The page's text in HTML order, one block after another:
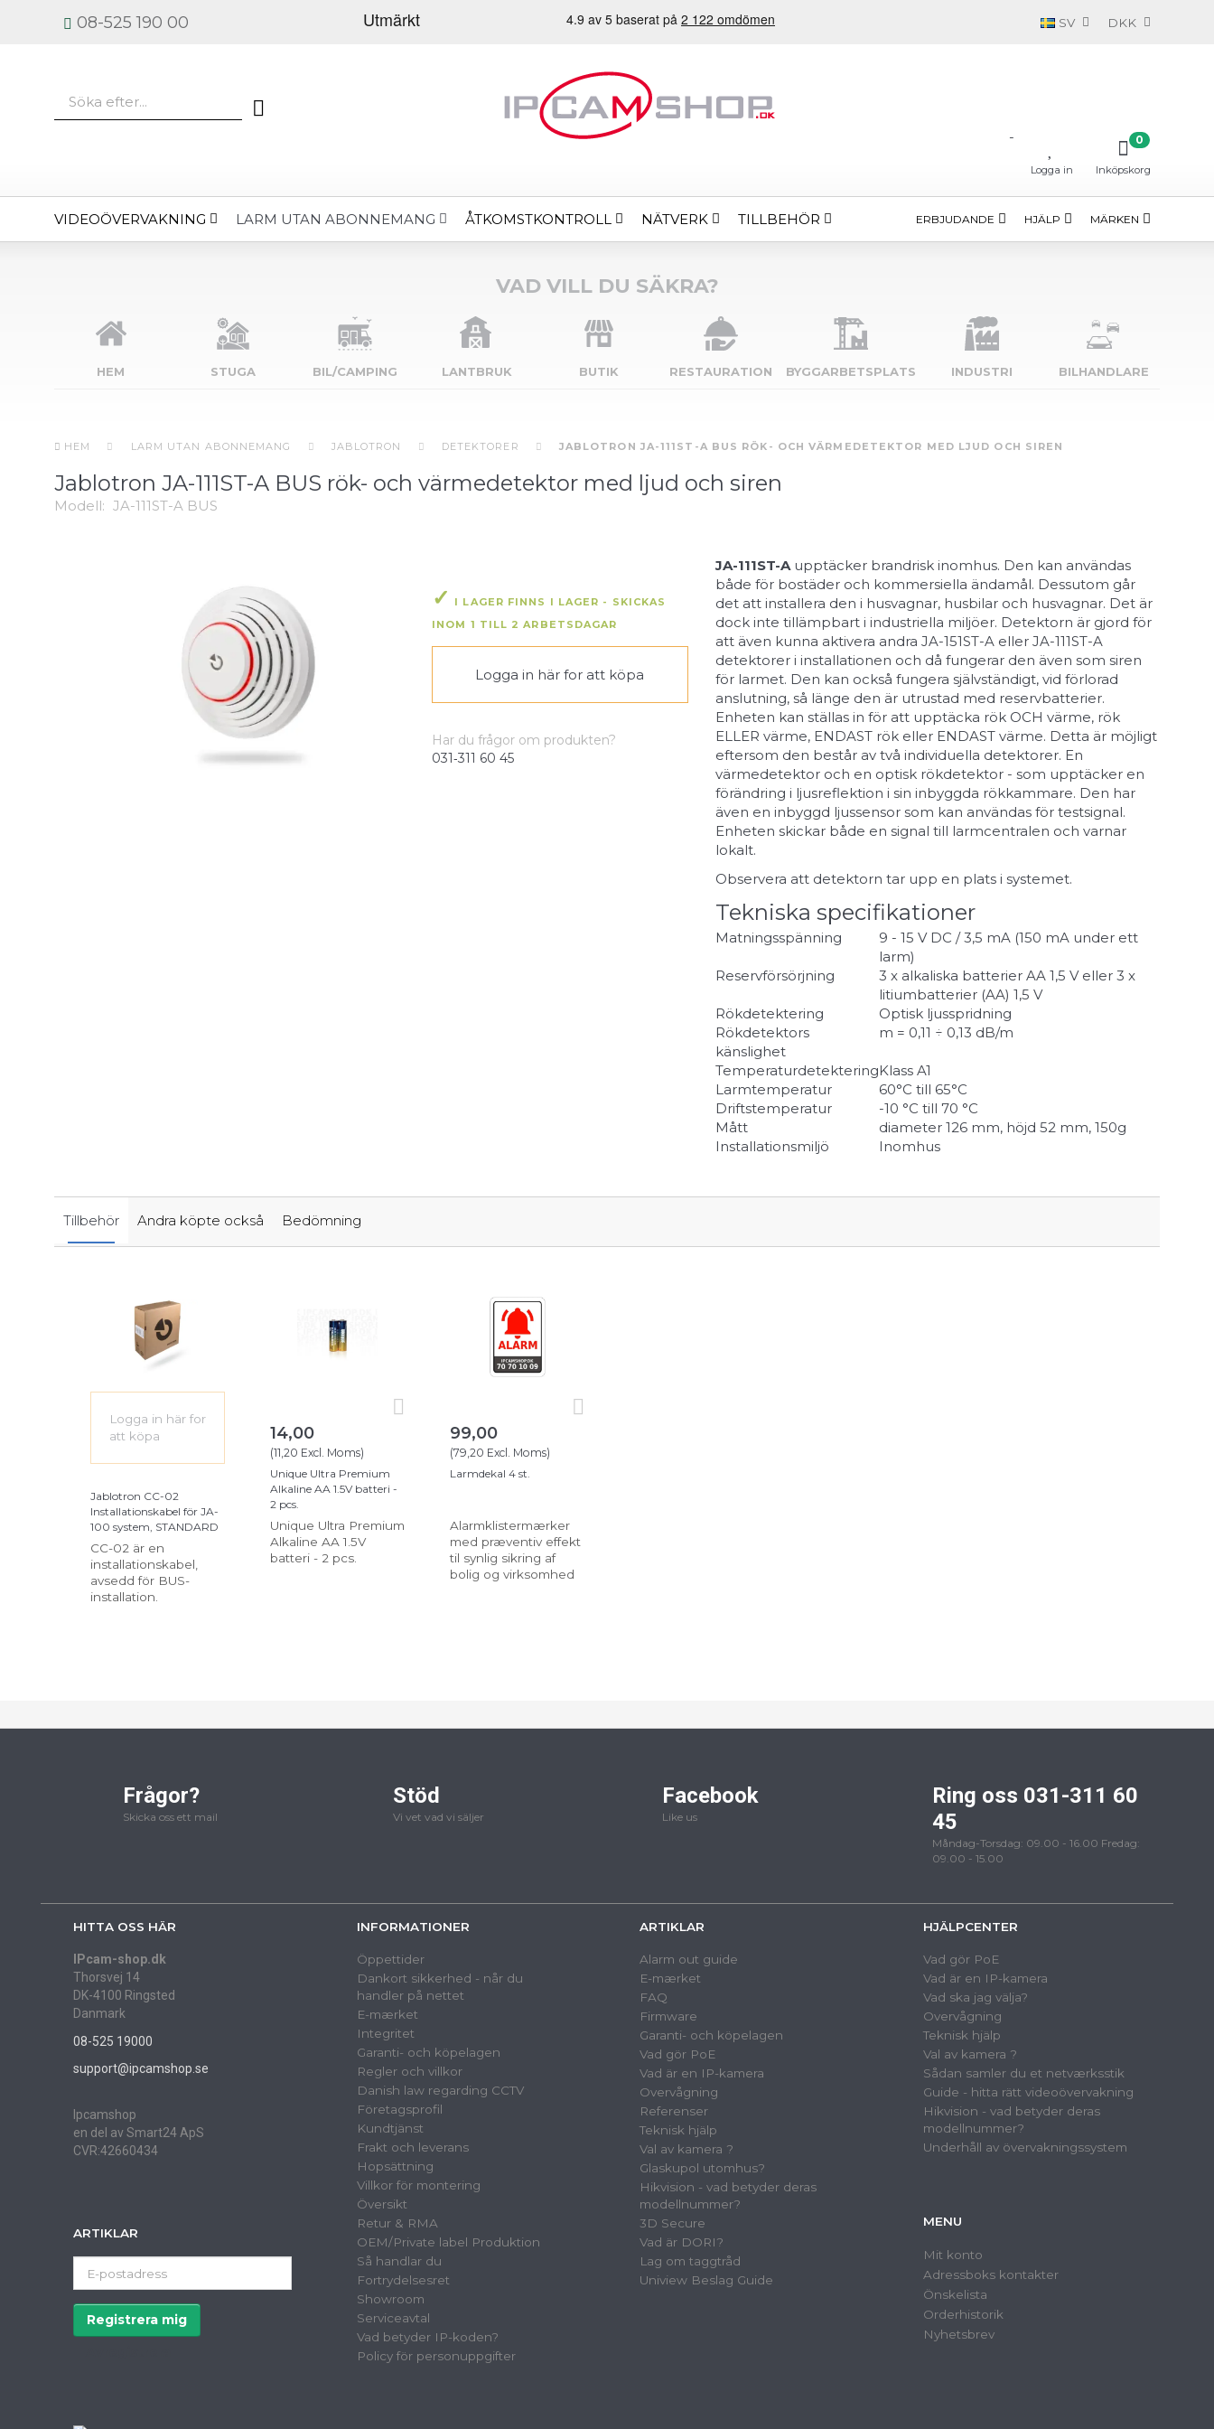
SV DKK
08-525 190 00
-
Logga in Inköpskorg
0
VIDEOÖVERVAKNING LARM UTAN ABONNEMANG ÅTKOMSTKONTROLL NÄTVERK TILLBEHÖR ERBJUDANDE HJÄLP MÄRKEN
VAD VILL DU SÄKRA?
HEM STUGA BIL/CAMPING LANTBRUK BUTIK RESTAURATION BYGGARBETSPLATS INDUSTRI BILHANDLARE
HEM LARM UTAN ABONNEMANG JABLOTRON DETEKTORER JABLOTRON JA-111ST-A BUS RÖK- OCH VÄRMEDETEKTOR MED LJUD OCH SIREN
Jablotron JA-111ST-A BUS rök- och värmedetektor med ljud och siren
Modell: JA-111ST-A BUS
I LAGER FINNS I LAGER - SKICKAS
INOM 1 TILL 2 ARBETSDAGAR
Logga in härfor att köpa
Har du frågor om produkten?
031‑311 60 45
JA-111ST-Aupptäcker brandrisk inomhus. Den kan användas
både för bostäder och kommersiella ändamål. Dessutom går
det att installera den i husvagnar, husbilar och husvagnar. Det är
dock inte tillämpbart i industriella miljöer. Detektorn är gjord för
att även kunna aktivera andra JA-151ST-A eller JA-111ST-A
detektorer i installationen och då fungerar den även som siren
för larmet. Den kan också fungera självständigt, vid förlorad
anslutning, så länge den är utrustad med reservbatterier.
Enheten kan ställas in för att upptäcka rök OCH värme, rök
ELLER värme, ENDAST rök eller ENDAST värme. Detta är möjligt
eftersom den består av två individuella detektorer. En
värmedetektor och en optisk rökdetektor - som upptäcker en
förändring i ljusreflektion i sin inbyggda rökkammare. Den har
även en inbyggd ljussensor som kan användas för testsignal.
Enheten skickar både en signal till larmcentralen och varnar
lokalt.
Observera att detektorn tar upp en plats i systemet.
Tekniska specifikationer
Matningsspänning
9 - 15 V DC / 3,5 mA (150 mA under ett
larm)
Reservförsörjning
3 x alkaliska batterier AA 1,5 V eller 3 x
litiumbatterier (AA) 1,5 V
Rökdetektering
Optisk ljusspridning
Rökdetektors
känslighet
m = 0,11 ÷ 0,13 dB/m
TemperaturdetekteringKlass A1
Larmtemperatur
60°C till 65°C
Driftstemperatur
-10 °C till 70 °C
Mått
diameter 126 mm, höjd 52 mm, 150g
Installationsmiljö
Inomhus
Tillbehör Andra köpte också Bedömning
Logga in här for
att köpa
Jablotron CC-02
Installationskabel för JA-
100 system, STANDARD
CC-02 är en
installationskabel,
avsedd för BUS-
installation.
14,00
(11,20 Excl. Moms)
Unique Ultra Premium
Alkaline AA 1.5V batteri -
2 pcs.
Unique Ultra Premium
Alkaline AA 1.5V
batteri - 2 pcs.
99,00
(79,20 Excl. Moms)
Larmdekal 4 st.
Alarmklistermærker
med præventiv effekt
til synlig sikring af
bolig og virksomhed
Frågor?
Skicka oss ett mail
Stöd
Vi vet vad vi säljer
Facebook
Like us
Ring oss 031-311 60
45
Måndag-Torsdag: 09.00 - 16.00 Fredag:
09.00 - 15.00
HITTA OSS HÄR
IPcam-shop.dk
Thorsvej 14
DK-4100 Ringsted
Danmark
08-525 19000
support@ipcamshop.se
Ipcamshop
en del av Smart24 ApS
CVR:42660434
ARTIKLAR
postadress
Registrera mig
INFORMATIONER
Öppettider
Dankort sikkerhed - når du
handler på nettet
E-mærket
Integritet
Garanti- och köpelagen
Regler och villkor
Danish law regarding CCTV
Företagsprofil
Kundtjänst
Frakt och leverans
Hopsättning
Villkor för montering
Översikt
Retur & RMA
OEM/Private label Produktion
Så handlar du
Fortrydelsesret
Showroom
Serviceavtal
Vad betyder IP-koden?
Policy för personuppgifter
ARTIKLAR
Alarm out guide
E-mærket
FAQ
Firmware
Garanti- och köpelagen
Vad gör PoE
Vad är en IP-kamera
Overvågning
Referenser
Teknisk hjälp
Val av kamera ?
Glaskupol utomhus?
Hikvision - vad betyder deras
modellnummer?
3D Secure
Vad är DORI?
Lag om taggtråd
Uniview Beslag Guide
HJÄLPCENTER
Vad gör PoE
Vad är en IP-kamera
Vad ska jag välja?
Overvågning
Teknisk hjälp
Val av kamera ?
Sådan samler du et netværksstik
Guide - hitta rätt videoövervakning
Hikvision - vad betyder deras
modellnummer?
Underhåll av övervakningssystem
MENU
Mit konto
Adressboks kontakter
Önskelista
Orderhistorik
Nyhetsbrev